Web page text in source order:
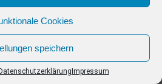
Cookies
speichern
Impressum